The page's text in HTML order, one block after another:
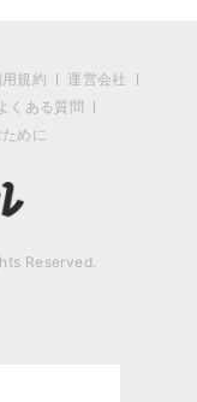
規約
運営会社
くある質問
めに
Reserved.